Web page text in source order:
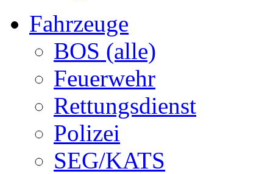
Fahrzeuge
BOS (alle)
Feuerwehr
Rettungsdienst
Polizei
SEG/KATS